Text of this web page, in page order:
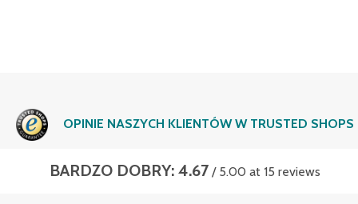
OPINIE NASZYCH KLIENTÓW W TRUSTED SHOPS
BARDZO DOBRY: 4.67 / 5.00 at 15 reviews